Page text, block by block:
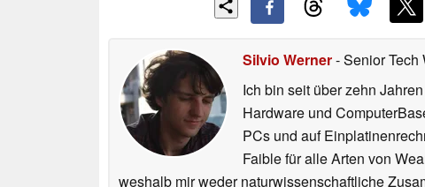
Silvio Werner- Senior Tech
Ich bin seit über zehn
Hardware und
PCs und auf
Faible für alle Arten von
weshalb mir weder naturwissenschaftliche